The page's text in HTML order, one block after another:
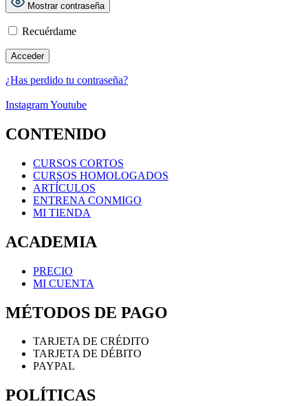
Mostrar contraseña
Recuérdame
¿Has perdido tu contraseña?
InstagramYoutube
CONTENIDO
CURSOS CORTOS
CURSOS HOMOLOGADOS
ARTÍCULOS
ENTRENA CONMIGO
MI TIENDA
ACADEMIA
PRECIO
MI CUENTA
MÉTODOS DE PAGO
TARJETA DE CRÉDITO
TARJETA DE DÉBITO
PAYPAL
POLÍTICAS